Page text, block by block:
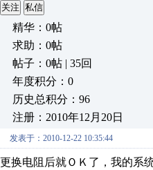
关注 私信
精华：0帖
求助：0帖
帖子：0帖 | 35回
年度积分：0
历史总积分：96
注册：2010年12月20日
发表于：2010-12-22 10:35:44
更换电阻后就ＯＫ了，我的系